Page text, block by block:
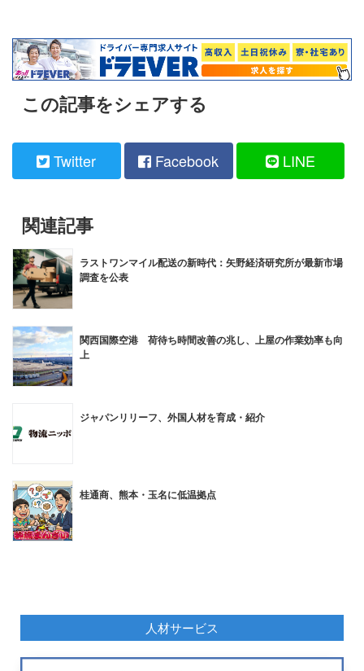
この記事をシェアする
Twitter Facebook LINE
関連記事
ラストワンマイル配送の新時代：矢野経済研究所が最新市場
調査を公表
関西国際空港 荷待ち時間改善の兆し、上屋の作業効率も向
上
ジャパンリリーフ、外国人材を育成・紹介
桂通商、熊本・玉名に低温拠点
人材サービス